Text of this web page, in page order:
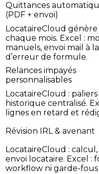
Quittances
(PDF + envoi)
LocataireCloud
chaque mois. Excel :
manuels, envoi mail à
d’erreur de formule.
Relances impayés
personnalisables
LocataireCloud :
historique centralisé.
lignes en retard et
Révision IRL & avenant
LocataireCloud :
envoi locataire. Excel :
workflow ni garde-